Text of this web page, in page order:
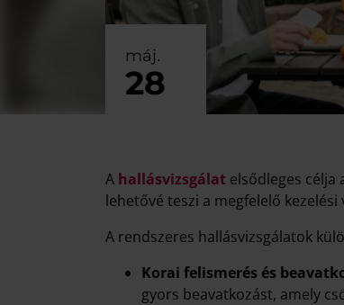
máj.
28
A hallásvizsgálat elsődleges célja
lehetővé teszi a megfelelő
A rendszeres hallásvizsgálatok
Korai felismerés és
gyors beavatkozást, amely